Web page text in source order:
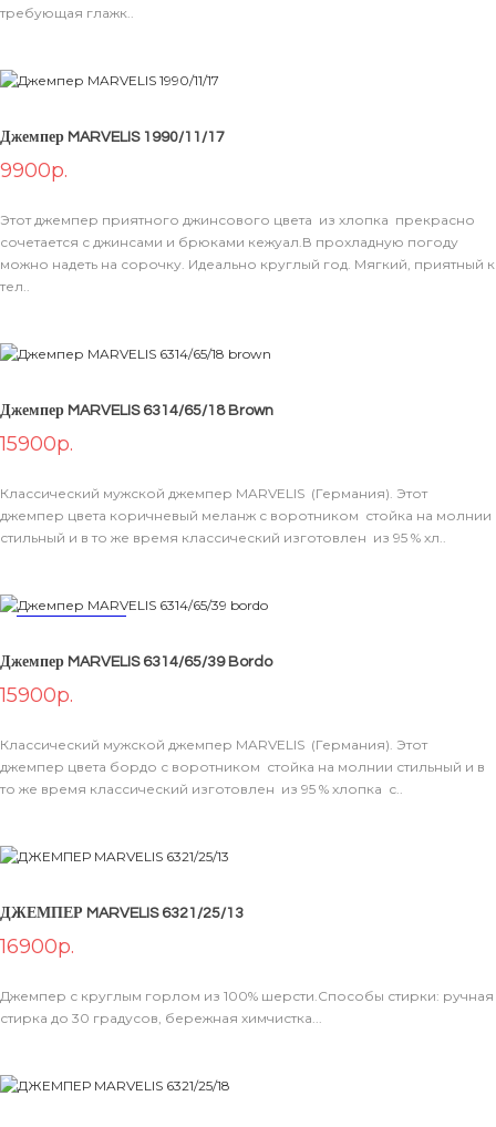
требующая глажк..
Джемпер MARVELIS 1990/11/17
9900р.
Этот джемпер приятного джинсового цвета из хлопка прекрасно
сочетается с джинсами и брюками кежуал.В прохладную погоду
можно надеть на сорочку. Идеально круглый год. Мягкий, приятный к
тел..
Джемпер MARVELIS 6314/65/18 Brown
15900р.
Классический мужской джемпер MARVELIS (Германия). Этот
джемпер цвета коричневый меланж с воротником стойка на молнии
стильный и в то же время классический изготовлен из 95 % хл..
В КОРЗИНУ
Джемпер MARVELIS 6314/65/39 Bordo
15900р.
Классический мужской джемпер MARVELIS (Германия). Этот
джемпер цвета бордо с воротником стойка на молнии стильный и в
то же время классический изготовлен из 95 % хлопка с..
В КОРЗИНУ
ДЖЕМПЕР MARVELIS 6321/25/13
16900р.
Джемпер с круглым горлом из 100% шерсти.Способы стирки: ручная
стирка до 30 градусов, бережная химчистка...
В КОРЗИНУ